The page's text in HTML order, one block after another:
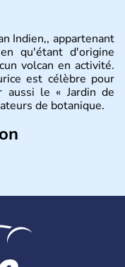
Indien,, appartenant
qu'étant d'origine
volcan en activité.
est célèbre pour
aussi le « Jardin de
de botanique.
traditions de l’
, ce fameux oiseau
pour « Alice au